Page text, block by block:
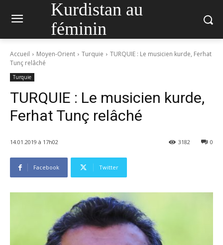
Kurdistan au
féminin
Accueil Moyen-Orient Turquie
TURQUIE : Le musicien kurde, Ferhat
Tunç relâché
Turquie
TURQUIE : Le musicien kurde,
Ferhat Tunç relâché
14.01.2019 à 17h02 0
3182
Facebook Twitter